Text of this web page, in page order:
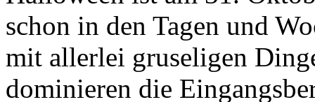
schon in den Tagen und
mit allerlei gruseligen
dominieren die